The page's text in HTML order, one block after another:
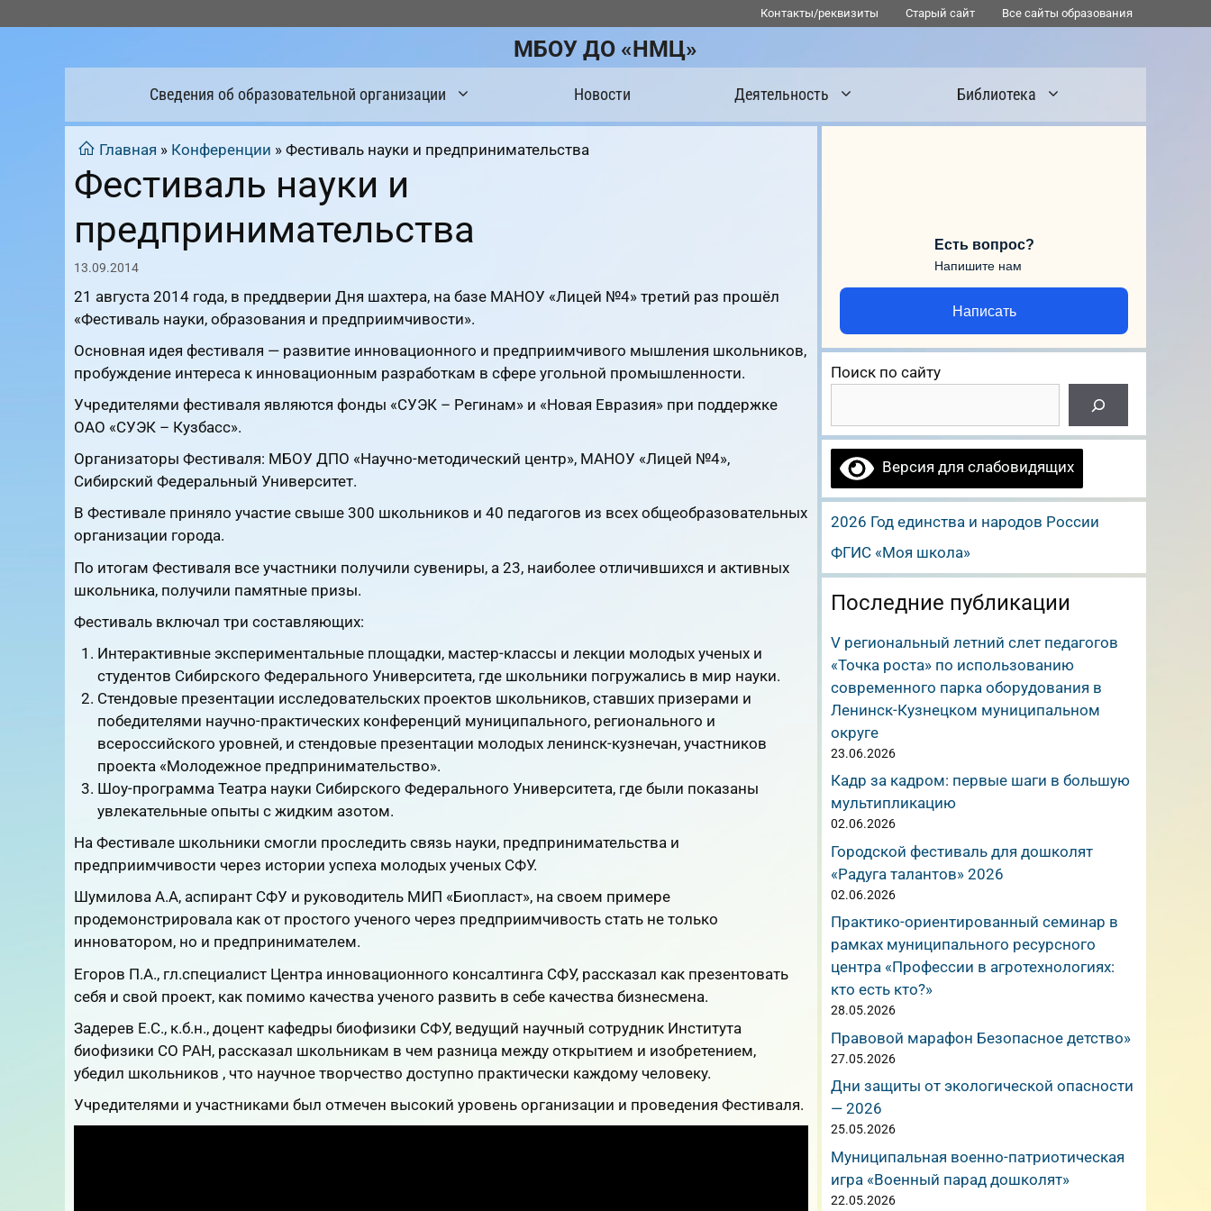
к
Контакты/реквизиты Старый сайт Все сайты образования
МБОУ ДО «НМЦ»
Сведения об образовательной организации Новости Деятельность Библиотека
Главная » Конференции »Фестиваль науки и предпринимательства
Фестиваль науки и
предпринимательства
13.09.2014
21 августа 2014 года, в преддверии Дня шахтера, на базе МАНОУ «Лицей №4» третий раз прошёл
«Фестиваль науки, образования и предприимчивости».
Основная идея фестиваля — развитие инновационного и предприимчивого мышления школьников,
пробуждение интереса к инновационным разработкам в сфере угольной промышленности.
Учредителями фестиваля являются фонды «СУЭК – Регинам» и «Новая Евразия» при поддержке
ОАО «СУЭК – Кузбасс».
Организаторы Фестиваля: МБОУ ДПО «Научно-методический центр», МАНОУ «Лицей №4»,
Сибирский Федеральный Университет.
В Фестивале приняло участие свыше 300 школьников и 40 педагогов из всех общеобразовательных
организации города.
По итогам Фестиваля все участники получили сувениры, а 23, наиболее отличившихся и активных
школьника, получили памятные призы.
Фестиваль включал три составляющих:
Интерактивные экспериментальные площадки, мастер-классы и лекции молодых ученых и
студентов Сибирского Федерального Университета, где школьники погружались в мир науки.
Стендовые презентации исследовательских проектов школьников, ставших призерами и
победителями научно-практических конференций муниципального, регионального и
всероссийского уровней, и стендовые презентации молодых ленинск-кузнечан, участников
проекта «Молодежное предпринимательство».
Шоу-программа Театра науки Сибирского Федерального Университета, где были показаны
увлекательные опыты с жидким азотом.
На Фестивале школьники смогли проследить связь науки, предпринимательства и
предприимчивости через истории успеха молодых ученых СФУ.
Шумилова А.А, аспирант СФУ и руководитель МИП «Биопласт», на своем примере
продемонстрировала как от простого ученого через предприимчивость стать не только
инноватором, но и предпринимателем.
Егоров П.А., гл.специалист Центра инновационного консалтинга СФУ, рассказал как презентовать
себя и свой проект, как помимо качества ученого развить в себе качества бизнесмена.
Задерев Е.С., к.б.н., доцент кафедры биофизики СФУ, ведущий научный сотрудник Института
биофизики СО РАН, рассказал школьникам в чем разница между открытием и изобретением,
убедил школьников , что научное творчество доступно практически каждому человеку.
Учредителями и участниками был отмечен высокий уровень организации и проведения Фестиваля.
Есть вопрос?
Напишите нам
Написать
Поиск по сайту
Версия для слабовидящих
2026 Год единства и народов России
ФГИС «Моя школа»
Последние публикации
V региональный летний слет педагогов
«Точка роста» по использованию
современного парка оборудования в
Ленинск-Кузнецком муниципальном
округе
23.06.2026
Кадр за кадром: первые шаги в большую
мультипликацию
02.06.2026
Городской фестиваль для дошколят
«Радуга талантов» 2026
02.06.2026
Практико-ориентированный семинар в
рамках муниципального ресурсного
центра «Профессии в агротехнологиях:
кто есть кто?»
28.05.2026
Правовой марафон Безопасное детство»
27.05.2026
Дни защиты от экологической опасности
— 2026
25.05.2026
Муниципальная военно-патриотическая
игра «Военный парад дошколят»
22.05.2026